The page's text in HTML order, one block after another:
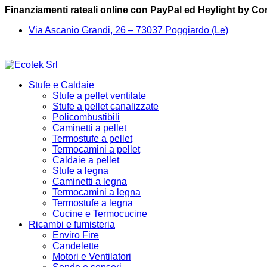
Finanziamenti rateali online con PayPal ed Heylight by
Via Ascanio Grandi, 26 – 73037 Poggiardo (Le)
Stufe e Caldaie
Stufe a pellet ventilate
Stufe a pellet canalizzate
Policombustibili
Caminetti a pellet
Termostufe a pellet
Termocamini a pellet
Caldaie a pellet
Stufe a legna
Caminetti a legna
Termocamini a legna
Termostufe a legna
Cucine e Termocucine
Ricambi e fumisteria
Enviro Fire
Candelette
Motori e Ventilatori